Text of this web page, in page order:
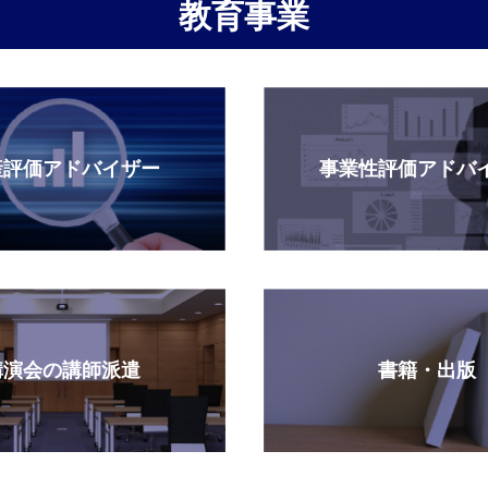
教育事業
価アドバイザー 事業性評価アドバ
会の講師派遣 書籍・出版